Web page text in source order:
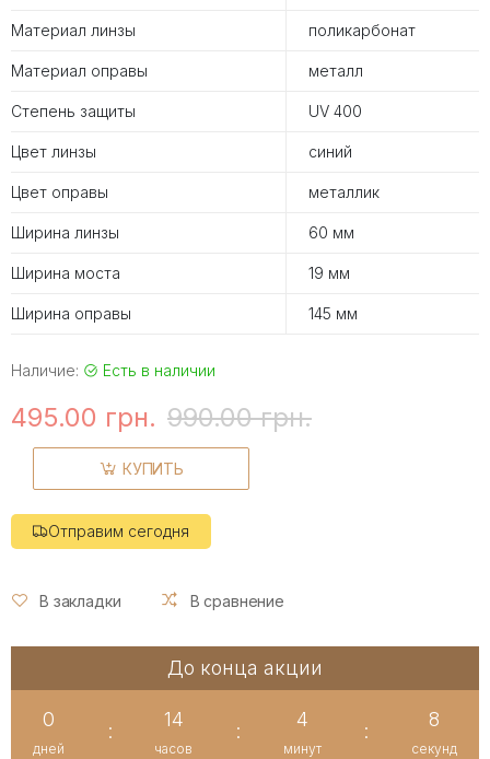
Материал линзы поликарбонат
Материал оправы металл
Степень защиты UV 400
Цвет линзы синий
Цвет оправы металлик
Ширина линзы 60 мм
Ширина моста 19 мм
Ширина оправы 145 мм
Наличие: Есть в наличии
495.00 грн. 990.00 грн.
КУПИТЬ
Отправим сегодня
В закладки В сравнение
До конца акции
0
дней
:
14
часов
:
4
минут
:
8
секунд